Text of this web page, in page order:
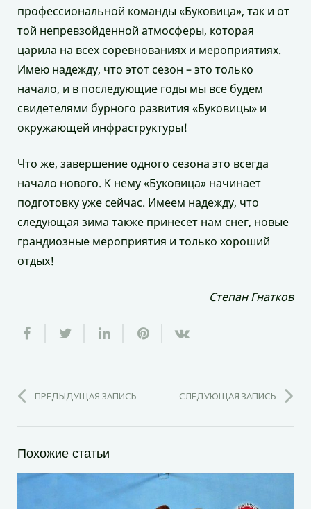
профессиональной команды «Буковица», так и от
той непревзойденной атмосферы, которая
царила на всех соревнованиях и мероприятиях.
Имею надежду, что этот сезон – это только
начало, и в последующие годы мы все будем
свидетелями бурного развития «Буковицы» и
окружающей инфраструктуры!
Что же, завершение одного сезона это всегда
начало нового. К нему «Буковица» начинает
подготовку уже сейчас. Имеем надежду, что
следующая зима также принесет нам снег, новые
грандиозные мероприятия и только хороший
отдых!
Степан Гнатков
ПРЕДЫДУЩАЯ ЗАПИСЬ СЛЕДУЮЩАЯ ЗАПИСЬ
Похожие статьи